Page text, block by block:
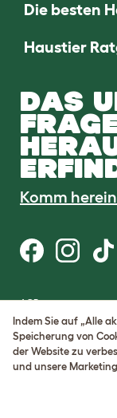
Die besten
Haustier
DAS
Komm
AGB
Datenschutz
Cookie Settings
Sitemap
Indem Sie auf „Alle
Speicherung von
der Website zu
und unsere